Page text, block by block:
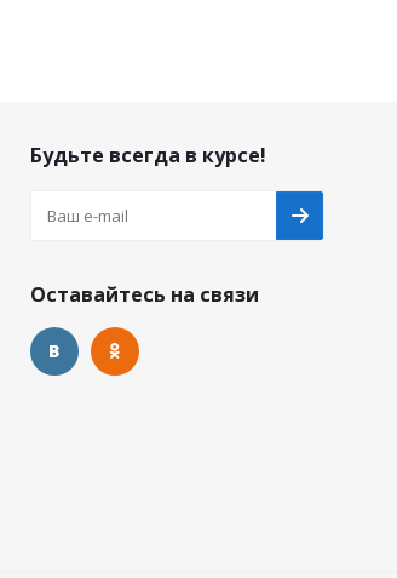
Будьте всегда в курсе!
Оставайтесь на связи